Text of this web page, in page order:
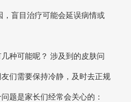
，盲目治疗可能会延误病情或
种可能呢？ 涉及到的皮肤问
们需要保持冷静，及时去正规
题是家长们经常会关心的：